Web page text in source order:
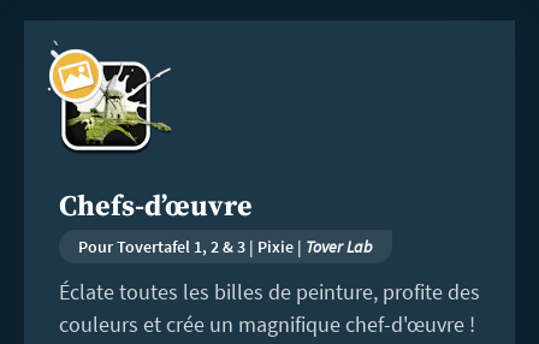
Chefs-d’œuvre
Pour Tovertafel 1, 2 & 3 | Pixie | Tover Lab
Éclate toutes les billes de peinture, profite des
couleurs et crée un magnifique chef-d'œuvre !
savoir
plus